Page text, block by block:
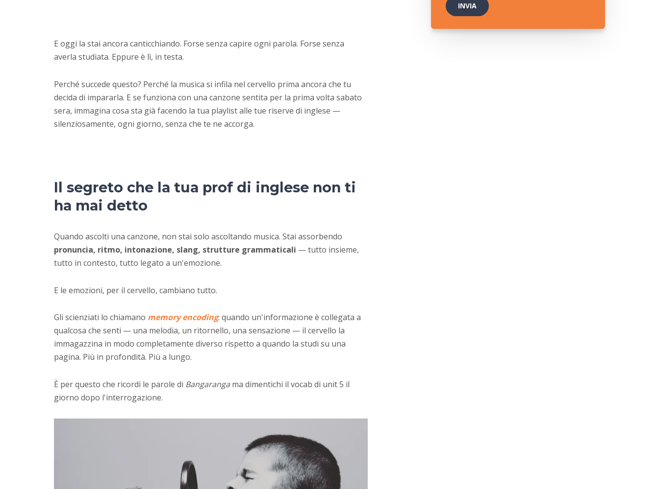
E oggi la stai ancora canticchiando. Forse senza capire ogni parola. Forse senza
averla studiata. Eppure è lì, in testa.
Perché succede questo? Perché la musica si infila nel cervello prima ancora che tu
decida di impararla. E se funziona con una canzone sentita per la prima volta sabato
sera, immagina cosa sta già facendo la tua playlist alle tue riserve di inglese —
silenziosamente, ogni giorno, senza che te ne accorga.
Il segreto che la tua prof di inglese non ti
ha mai detto
Quando ascolti una canzone, non stai solo ascoltando musica. Stai assorbendo
pronuncia, ritmo, intonazione, slang, strutture grammaticali — tutto insieme,
tutto in contesto, tutto legato a un'emozione.
E le emozioni, per il cervello, cambiano tutto.
Gli scienziati lo chiamano memory encoding: quando un'informazione è collegata a
qualcosa che senti — una melodia, un ritornello, una sensazione — il cervello la
immagazzina in modo completamente diverso rispetto a quando la studi su una
pagina. Più in profondità. Più a lungo.
È per questo che ricordi le parole di Bangaranga ma dimentichi il vocab di unit 5 il
giorno dopo l'interrogazione.